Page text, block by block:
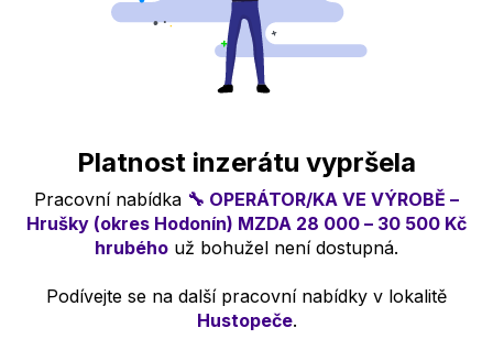
Platnost inzerátu vypršela
Pracovní nabídka 🔧 OPERÁTOR/KA VE VÝROBĚ –
Hrušky (okres Hodonín) MZDA 28 000 – 30 500 Kč
hrubého už bohužel není dostupná.
Podívejte se na další pracovní nabídky v lokalitě
Hustopeče.